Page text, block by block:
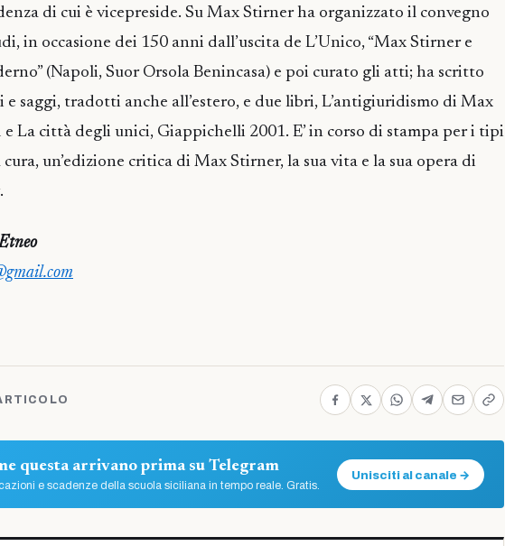
di cui è vicepreside. Su Max Stirner ha organizzato il convegno
in occasione dei 150 anni dall’uscita de L’Unico, “Max Stirner e
(Napoli, Suor Orsola Benincasa) e poi curato gli atti; ha scritto
saggi, tradotti anche all’estero, e due libri, L’antigiuridismo di Max
La città degli unici, Giappichelli 2001. E’ in corso di stampa per i tipi
cura, un’edizione critica di Max Stirner, la sua vita e la sua opera di
questa arrivano prima su Telegram
e scadenze della scuola siciliana in tempo reale. Gratis.
Unisciti al canale →